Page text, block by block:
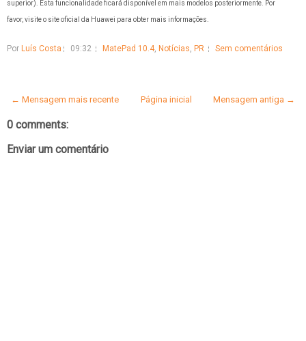
superior). Esta funcionalidade ficará disponível em mais modelos posteriormente. Por
favor, visite o site oficial da Huawei para obter mais informações.
Por Luís Costa 09:32 MatePad 10.4, Notícias, PR Sem comentários
← Mensagem mais recente Mensagem antiga →
Página inicial
0 comments:
Enviar um comentário